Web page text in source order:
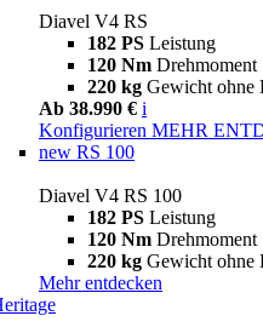
Diavel V4 RS
182 PS Leistung
120 Nm Drehmoment
220 kg Gewicht ohne
Ab 38.990 € i
Konfigurieren MEHR
new RS 100
Diavel V4 RS 100
182 PS Leistung
120 Nm Drehmoment
220 kg Gewicht ohne
Mehr entdecken